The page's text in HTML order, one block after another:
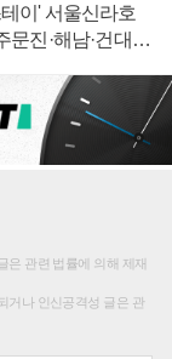
이' 서울신라호
문진·해남·건대로
은 관련 법률에 의해 제재
거나 인신공격성 글은 관